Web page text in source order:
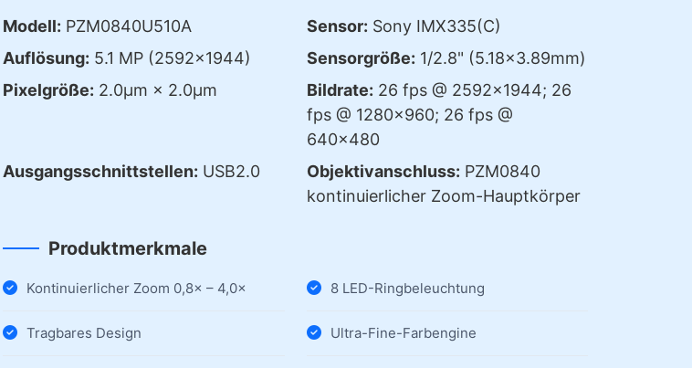
Modell: PZM0840U510A Sensor: Sony IMX335(C)
Auflösung: 5.1 MP (2592×1944) Sensorgröße: 1/2.8" (5.18×3.89mm)
Pixelgröße: 2.0µm × 2.0µm Bildrate: 26 fps @ 2592×1944; 26
fps @ 1280×960; 26 fps @
640×480
Ausgangsschnittstellen: USB2.0 Objektivanschluss: PZM0840
kontinuierlicher Zoom-Hauptkörper
Produktmerkmale
Kontinuierlicher Zoom 0,8× – 4,0×
Tragbares Design
8 LED-Ringbeleuchtung
Ultra-Fine-Farbengine